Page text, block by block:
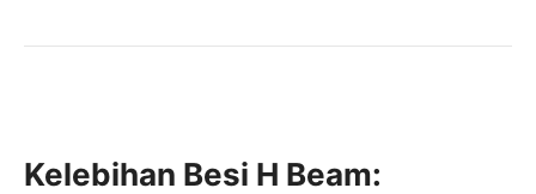
Kelebihan Besi H Beam: